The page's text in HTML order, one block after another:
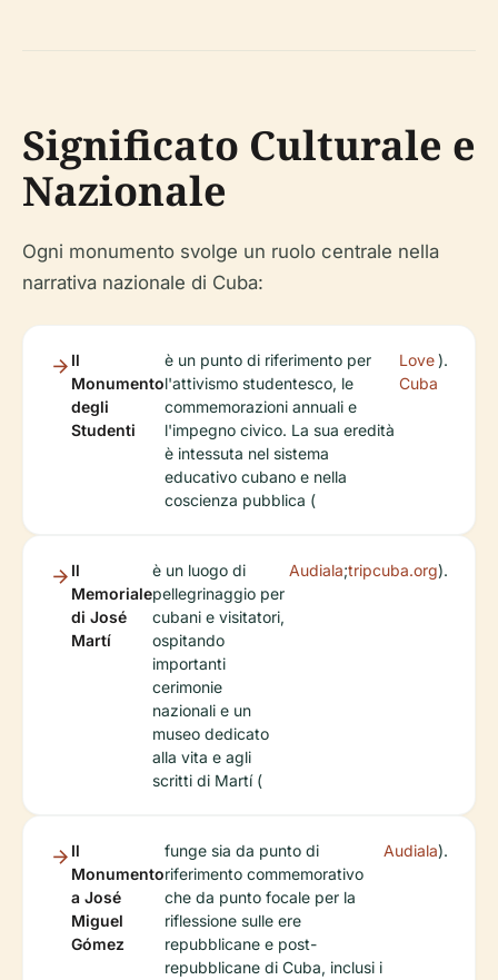
Significato Culturale e
Nazionale
Ogni monumento svolge un ruolo centrale nella
narrativa nazionale di Cuba:
Il
Monumento
degli
Studenti
è un punto di riferimento per
l'attivismo studentesco, le
commemorazioni annuali e
l'impegno civico. La sua eredità
è intessuta nel sistema
educativo cubano e nella
coscienza pubblica (
Love
Cuba
).
Il
Memoriale
di José
Martí
è un luogo di
pellegrinaggio per
cubani e visitatori,
ospitando
importanti
cerimonie
nazionali e un
museo dedicato
alla vita e agli
scritti di Martí (
Audiala;tripcuba.org).
Il
Monumento
a José
Miguel
Gómez
funge sia da punto di
riferimento commemorativo
che da punto focale per la
riflessione sulle ere
repubblicane e post-
repubblicane di Cuba, inclusi i
Audiala).